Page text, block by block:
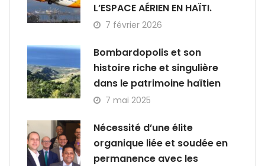
L’ESPACE AÉRIEN EN HAÏTI.
7 février 2026
Bombardopolis et son
histoire riche et singulière
dans le patrimoine haïtien
7 mai 2025
Nécessité d’une élite
organique liée et soudée en
permanence avec les